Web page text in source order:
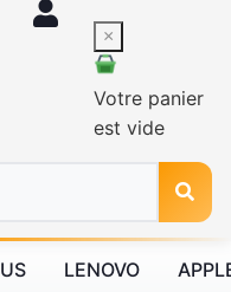
×
Votre panier
est vide
LENOVO
disponible à la vente.